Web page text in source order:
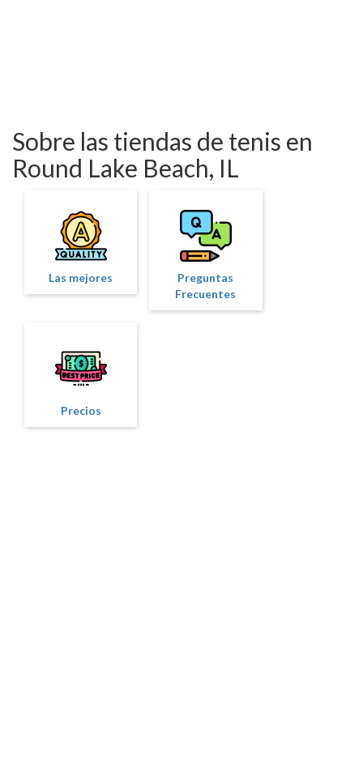
Sobre las tiendas de tenis en
Round Lake Beach, IL
Las mejores
Preguntas
Frecuentes
Precios